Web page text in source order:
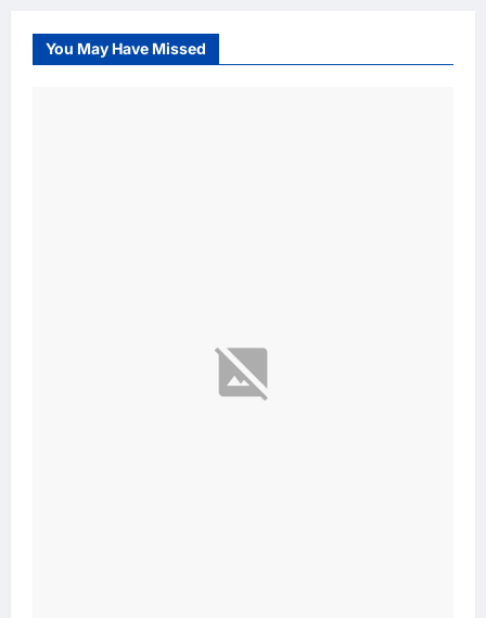
You May Have Missed